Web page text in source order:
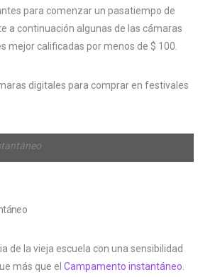
para comenzar un pasatiempo de
a continuación algunas de las cámaras
mejor calificadas por menos de $ 100.
de la vieja escuela con una sensibilidad
más que el Campamento instantáneo